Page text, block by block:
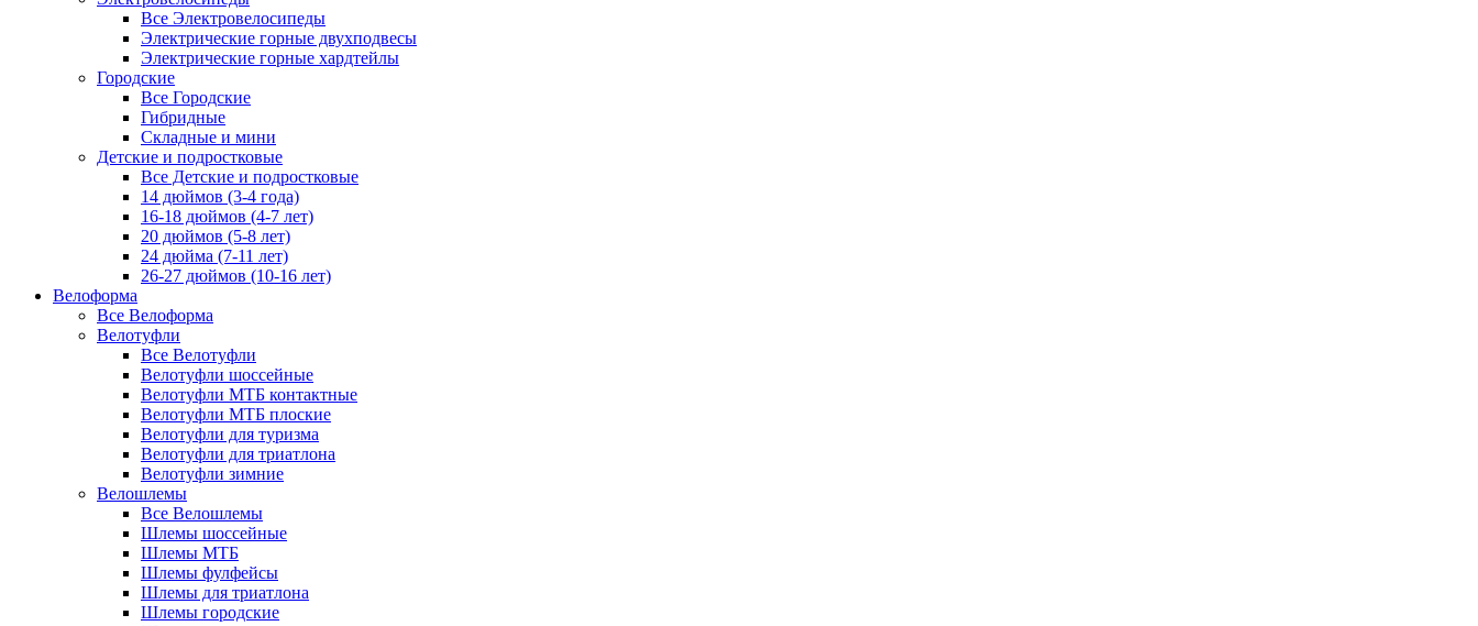
Все Электровелосипеды
Электрические горные двухподвесы
Электрические горные хардтейлы
Городские
Все Городские
Гибридные
Складные и мини
Детские и подростковые
Все Детские и подростковые
14 дюймов (3-4 года)
16-18 дюймов (4-7 лет)
20 дюймов (5-8 лет)
24 дюйма (7-11 лет)
26-27 дюймов (10-16 лет)
Велоформа
Все Велоформа
Велотуфли
Все Велотуфли
Велотуфли шоссейные
Велотуфли МТБ контактные
Велотуфли МТБ плоские
Велотуфли для туризма
Велотуфли для триатлона
Велотуфли зимние
Велошлемы
Все Велошлемы
Шлемы шоссейные
Шлемы МТБ
Шлемы фулфейсы
Шлемы для триатлона
Шлемы городские